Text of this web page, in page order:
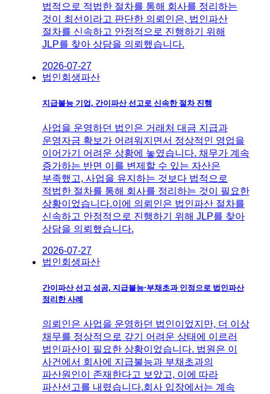
법적으로 적법한 절차를 통해 회사를 정리하는
것이 최선이라고 판단한 의뢰인은, 법인파산
절차를 신속하고 안정적으로 진행하기 위해
JLP를 찾아 상담을 의뢰했습니다.
2026-07-27
법인회생파산
지급불능 기업, 간이파산 선고로 신속한 절차 진행
사업을 운영하던 법인은 거래처 대금 지급과
운영자금 확보가 어려워지면서 정상적인 영업을
이어가기 어려운 상황에 놓였습니다. 채무가 계속
증가하는 반면 이를 변제할 수 있는 자산은
부족했고, 사업을 유지하는 것보다 법적으로
적법한 절차를 통해 회사를 정리하는 것이 필요한
상황이었습니다.이에 의뢰인은 법인파산 절차를
신속하고 안정적으로 진행하기 위해 JLP를 찾아
상담을 의뢰했습니다.
2026-07-27
법인회생파산
간이파산 선고 성공, 지급불능·부채초과 인정으로 법인파산
정리한 사례
의뢰인은 사업을 운영하던 법인이었지만, 더 이상
채무를 정상적으로 갚기 어려운 상태에 이르러
법인파산이 필요한 상황이었습니다. 법원은 이
사건에서 회사에 지급불능과 부채초과의
파산원인이 존재한다고 보았고, 이에 따라
파산선고를 내렸습니다.회사 입장에서는 계속